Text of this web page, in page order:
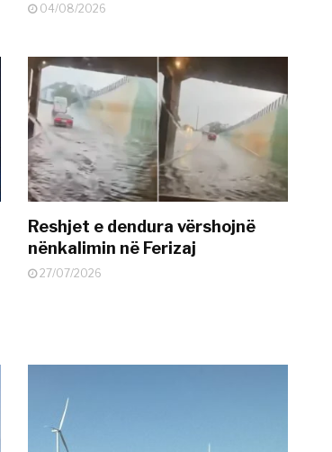
04/08/2026
Reshjet e dendura vërshojnë
nënkalimin në Ferizaj
27/07/2026